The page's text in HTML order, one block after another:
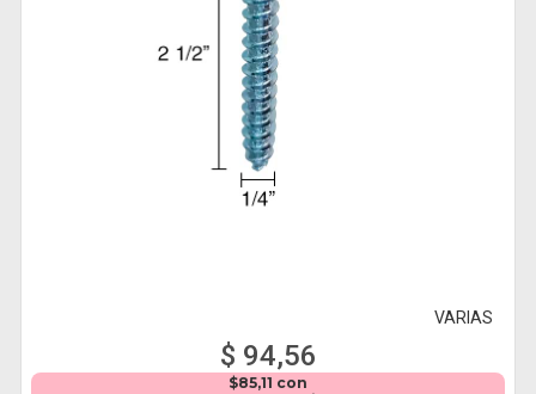
VARIAS
$ 94,56
$85,11 con